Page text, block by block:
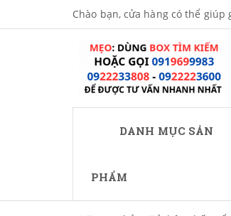
Chào bạn, cửa hàng có thể giúp
DANH MỤC SẢN
PHẨM